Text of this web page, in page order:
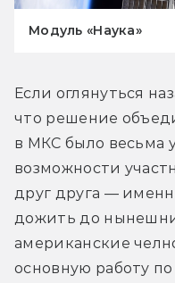
Модуль «Наука»
Если оглянуться
что решение
в МКС было весьма
возможности
друг друга —
дожить до
американские
основную работу